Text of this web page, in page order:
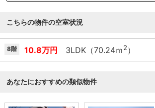
こちらの物件の空室状況
8階 10.8万円 3LDK（70.24ｍ2）
あなたにおすすめの類似物件